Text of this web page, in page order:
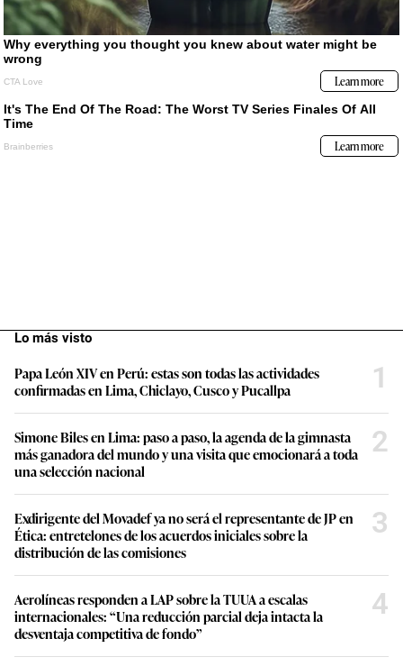
Lo más visto
Papa León XIV en Perú: estas son todas las actividades
confirmadas en Lima, Chiclayo, Cusco y Pucallpa
1
Simone Biles en Lima: paso a paso, la agenda de la gimnasta
más ganadora del mundo y una visita que emocionará a toda
una selección nacional
2
Exdirigente del Movadef ya no será el representante de JP en
Ética: entretelones de los acuerdos iniciales sobre la
distribución de las comisiones
3
Aerolíneas responden a LAP sobre la TUUA a escalas
internacionales: “Una reducción parcial deja intacta la
desventaja competitiva de fondo”
4